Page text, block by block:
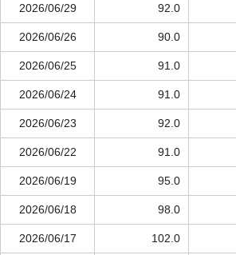
2026/06/29 92.0
2026/06/26 90.0
2026/06/25 91.0
2026/06/24 91.0
2026/06/23 92.0
2026/06/22 91.0
2026/06/19 95.0
2026/06/18 98.0
2026/06/17 102.0